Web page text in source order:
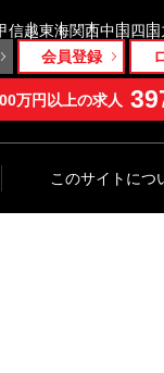
信越東海関西中国四国
会員登録
万円以上の求人
このサイトにつ